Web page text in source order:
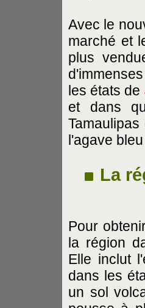
Avec le
marché et
plus
les états de
et dans
Tamaulipas
l'agave
La
Pour
la région
Elle inclut
dans les
un sol